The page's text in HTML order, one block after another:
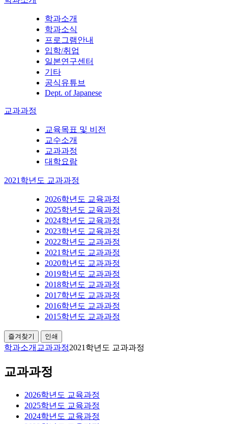
학과소개
학과소식
프로그램안내
입학/취업
일본연구센터
기타
공식유튜브
Dept. of Japanese
교과과정
교육목표 및 비전
교수소개
교과과정
대학요람
2021학년도 교과과정
2026학년도 교육과정
2025학년도 교육과정
2024학년도 교육과정
2023학년도 교육과정
2022학년도 교과과정
2021학년도 교과과정
2020학년도 교과과정
2019학년도 교과과정
2018학년도 교과과정
2017학년도 교과과정
2016학년도 교과과정
2015학년도 교과과정
즐겨찾기 인쇄
학과소개 교과과정2021학년도 교과과정
교과과정
2026학년도 교육과정
2025학년도 교육과정
2024학년도 교육과정